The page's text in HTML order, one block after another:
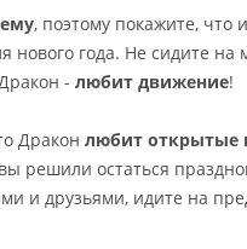
, поэтому покажите, что
года. Не сидите
- любит движение!
Дракон любит открытые
решили остаться
и друзьями, идите на